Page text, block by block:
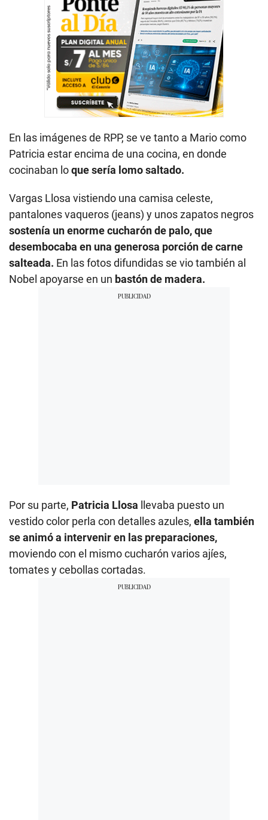
En las imágenes de RPP, se ve tanto a Mario como
Patricia estar encima de una cocina, en donde
cocinaban loque sería lomo saltado.
Vargas Llosa vistiendo una camisa celeste,
pantalones vaqueros (jeans) y unos zapatos negros
sostenía un enorme cucharón de palo, que
desembocaba en una generosa porción de carne
salteada. En las fotos difundidas se vio también al
Nobel apoyarse en un bastón de madera.
Por su parte, Patricia Llosa llevaba puesto un
vestido color perla con detalles azules, ella también
se animó a intervenir en las preparaciones,
moviendo con el mismo cucharón varios ajíes,
tomates y cebollas cortadas.